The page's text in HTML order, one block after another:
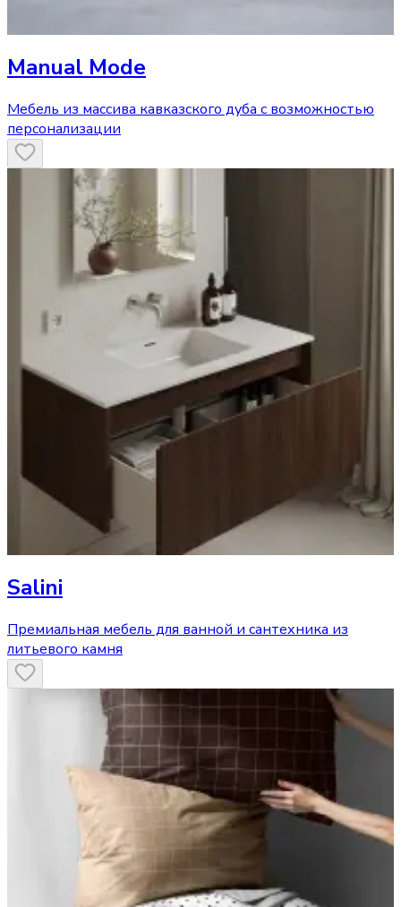
Manual Mode
Мебель из массива кавказского дуба с возможностью
персонализации
Salini
Премиальная мебель для ванной и сантехника из
литьевого камня